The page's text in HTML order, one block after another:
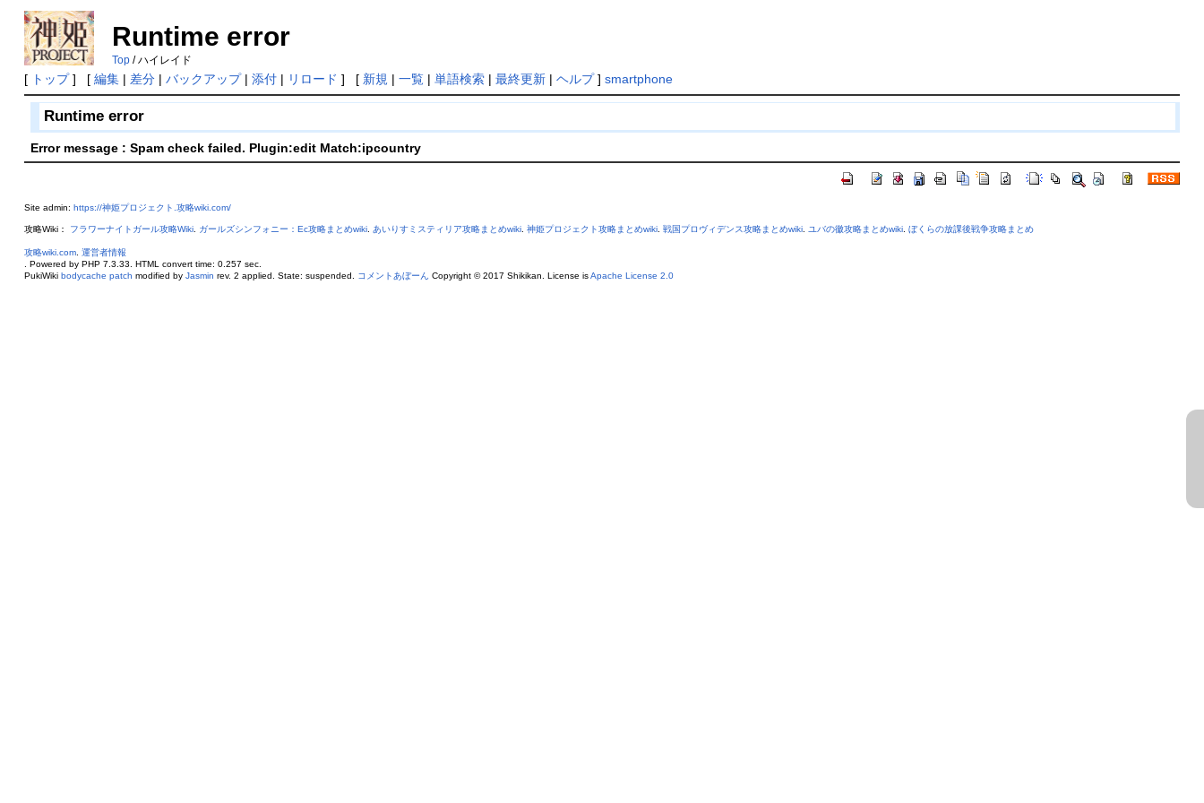
Runtime error
Top/ ハイレイド
[ トップ] [ 編集| 差分| バックアップ| 添付| リロード ] [ 新規 | 一覧| 単語検索| 最終更新| ヘルプ] smartphone
Runtime error
Error message : Spam check failed. Plugin:edit Match:ipcountry
Site admin: https://神姫プロジェクト.攻略wiki.com/
攻略Wiki： フラワーナイトガール攻略Wiki. ガールズシンフォニー：Ec攻略まとめwiki. あいりすミスティリア攻略まとめwiki. 神姫プロジェクト攻略まとめwiki. 戦国プロヴィデンス攻略まとめwiki. ユバの徽攻略まとめwiki. ぼくらの放課後戦争攻略まとめ
攻略wiki.com. 運営者情報
. Powered by PHP 7.3.33. HTML convert time: 0.257 sec.
PukiWiki bodycache patch modified by Jasmin rev. 2 applied. State: suspended. コメントあぼーん Copyright © 2017 Shikikan. License isApache License 2.0